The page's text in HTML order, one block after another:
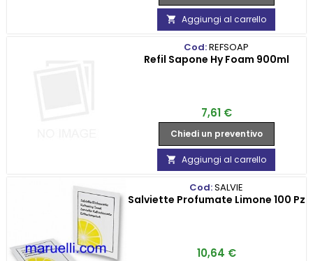
 Aggiungi al carrello
Cod:REFSOAP
Refil Sapone Hy Foam 900ml
Prezzo
7,61 €
Chiedi un preventivo
 Aggiungi al carrello
Cod:SALVIE
Salviette Profumate Limone 100 Pz
Prezzo
10,64 €